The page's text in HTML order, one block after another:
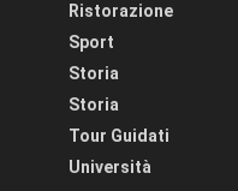
Ristorazione
Sport
Storia
Storia
Tour Guidati
Università